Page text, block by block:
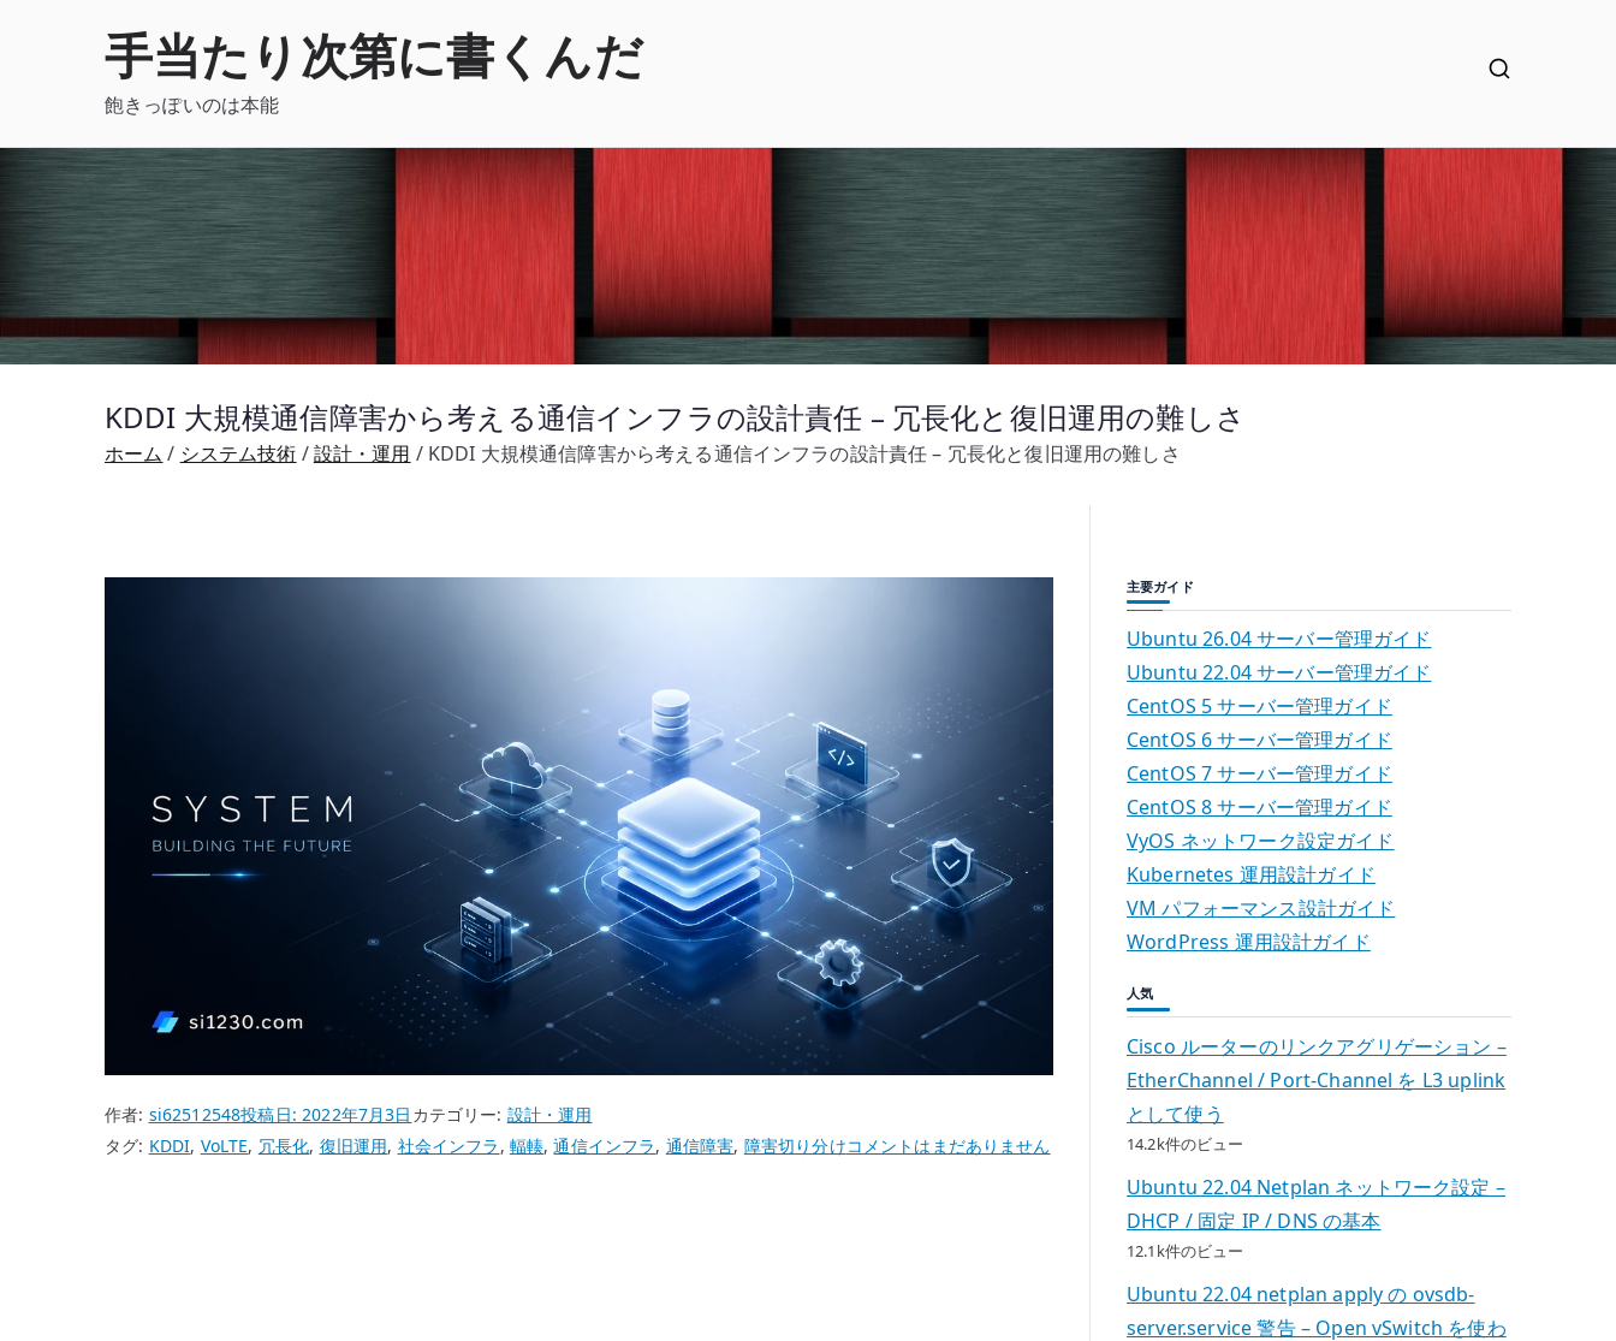
手当たり次第に書くんだ
飽きっぽいのは本能
KDDI 大規模通信障害から考える通信インフラの設計責任 – 冗長化と復旧運用の難しさ
ホーム システム技術 設計・運用 KDDI 大規模通信障害から考える通信インフラの設計責任 – 冗長化と復旧運用の難しさ
作者: si62512548投稿日:2022年7月3日 カテゴリー: 設計・運用
タグ: KDDI, VoLTE, 冗長化, 復旧運用, 社会インフラ , 輻輳,通信インフラ, 通信障害, 障害切り分けKDDI
コメントはまだありません
主要ガイド
Ubuntu 26.04 サーバー管理ガイド
Ubuntu 22.04 サーバー管理ガイド
CentOS 5 サーバー管理ガイド
CentOS 6 サーバー管理ガイド
CentOS 7 サーバー管理ガイド
CentOS 8 サーバー管理ガイド
VyOS ネットワーク設定ガイド
Kubernetes 運用設計ガイド
VM パフォーマンス設計ガイド
WordPress 運用設計ガイド
人気
Cisco ルーターのリンクアグリゲーション –
EtherChannel / Port-Channel を L3 uplink
として使う
14.2k件のビュー
Ubuntu 22.04 Netplan ネットワーク設定 –
DHCP / 固定 IP / DNS の基本
12.1k件のビュー
Ubuntu 22.04 netplan apply の ovsdb-
server.service 警告 – Open vSwitch を使わ